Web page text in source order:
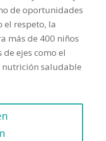
de oportunidades
el respeto, la
más de 400 niños
ejes como el
nutrición saludable